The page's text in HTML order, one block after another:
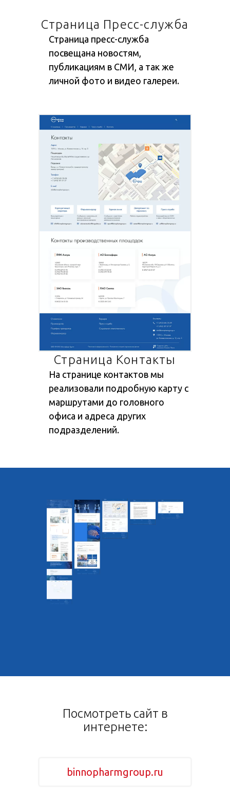
Страница Пресс-служба
Страница пресс-служба
посвещана новостям,
публикациям в СМИ, а так же
личной фото и видео галереи.
Страница Контакты
На странице контактов мы
реализовали подробную карту с
маршрутами до головного
офиса и адреса других
подразделений.
Посмотреть сайт в
интернете:
binnopharmgroup.ru